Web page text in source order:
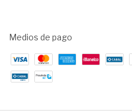
Medios de pago